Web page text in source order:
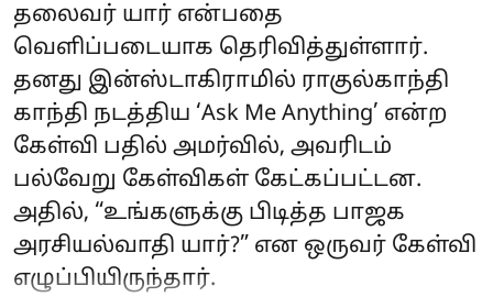
தலைவர் யார் என்பதை
வெளிப்படையாக தெரிவித்துள்ளார்.
தனது இன்ஸ்டாகிராமில் ராகுல்காந்தி
காந்தி நடத்திய ‘Ask Me Anything’ என்ற
கேள்வி பதில் அமர்வில், அவரிடம்
பல்வேறு கேள்விகள் கேட்கப்பட்டன.
அதில், “உங்களுக்கு பிடித்த பாஜக
அரசியல்வாதி யார்?” என ஒருவர் கேள்வி
எழுப்பியிருந்தார்.